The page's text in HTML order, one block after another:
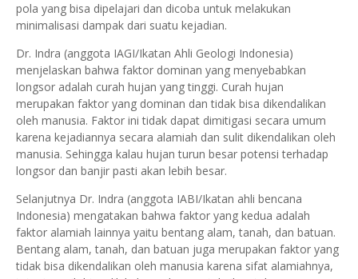
pola yang bisa dipelajari dan dicoba untuk melakukan
minimalisasi dampak dari suatu kejadian.
Dr. Indra (anggota IAGI/Ikatan Ahli Geologi Indonesia)
menjelaskan bahwa faktor dominan yang menyebabkan
longsor adalah curah hujan yang tinggi. Curah hujan
merupakan faktor yang dominan dan tidak bisa dikendalikan
oleh manusia. Faktor ini tidak dapat dimitigasi secara umum
karena kejadiannya secara alamiah dan sulit dikendalikan oleh
manusia. Sehingga kalau hujan turun besar potensi terhadap
longsor dan banjir pasti akan lebih besar.
Selanjutnya Dr. Indra (anggota IABI/Ikatan ahli bencana
Indonesia) mengatakan bahwa faktor yang kedua adalah
faktor alamiah lainnya yaitu bentang alam, tanah, dan batuan.
Bentang alam, tanah, dan batuan juga merupakan faktor yang
tidak bisa dikendalikan oleh manusia karena sifat alamiahnya,